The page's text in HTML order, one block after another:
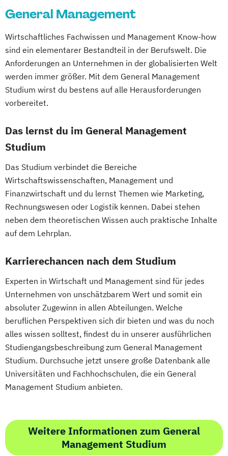
DevOps und Cloud Computing (DE/EN)
Digital Business Management
Digital Entrepreneurship Digital Health
Digital Innovation and Intrapreneurship
(DE/EN)
Digital Product Management
Gesundheitswesen
E-Beratung in der Pädagogik
E-Commerce Elektrotechnik
Engineering (DE/EN)
Entrepreneurship (DE/EN) Ergotherapie
Beratung und Personalentwicklung
Finance
Accounting und Taxation (DE/EN)
Finanzmanagement
Finanzmanagement für Bankkaufleute
Fitnessökonomie
Gartenbau
General Management
Gerontologie
Gesundheits- und Pflegepädagogik
Gesundheitspädagogik
Gesundheitsökonomie
Growth Hacking
General Management
Wirtschaftliches Fachwissen und Management Know-how
sind ein elementarer Bestandteil in der Berufswelt. Die
Anforderungen an Unternehmen in der globalisierten Welt
werden immer größer. Mit dem General Management
Studium wirst du bestens auf alle Herausforderungen
vorbereitet.
Das lernst du im General Management
Studium
Das Studium verbindet die Bereiche
Wirtschaftswissenschaften, Management und
Finanzwirtschaft und du lernst Themen wie Marketing,
Rechnungswesen oder Logistik kennen. Dabei stehen
neben dem theoretischen Wissen auch praktische Inhalte
auf dem Lehrplan.
Karrierechancen nach dem Studium
Experten in Wirtschaft und Management sind für jedes
Unternehmen von unschätzbarem Wert und somit ein
absoluter Zugewinn in allen Abteilungen. Welche
beruflichen Perspektiven sich dir bieten und was du noch
alles wissen solltest, findest du in unserer ausführlichen
Studiengangsbeschreibung zum General Management
Studium. Durchsuche jetzt unsere große Datenbank alle
Universitäten und Fachhochschulen, die ein General
Management Studium anbieten.
Weitere Informationen zum General
Management Studium